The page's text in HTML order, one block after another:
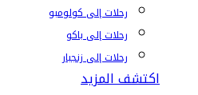
رحلات إلى كولومبو
رحلات إلى باكو
رحلات إلى زنجبار
اكتشف المزيد